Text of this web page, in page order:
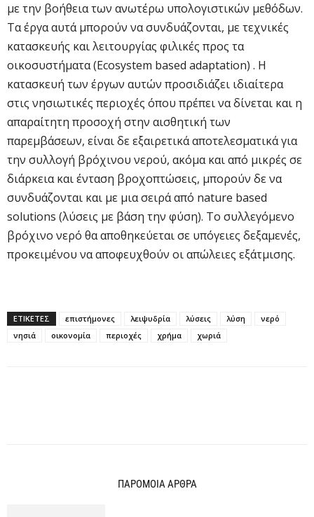
με την βοήθεια των ανωτέρω υπολογιστικών μεθόδων.
Τα έργα αυτά μπορούν να συνδυάζονται, με τεχνικές
κατασκευής και λειτουργίας φιλικές προς τα
οικοσυστήματα (Ecosystem based adaptation) . Η
κατασκευή των έργων αυτών προσιδιάζει ιδιαίτερα
στις νησιωτικές περιοχές όπου πρέπει να δίνεται και η
απαραίτητη προσοχή στην αισθητική των
παρεμβάσεων, είναι δε εξαιρετικά αποτελεσματικά για
την συλλογή βρόχινου νερού, ακόμα και από μικρές σε
διάρκεια και ένταση βροχοπτώσεις, μπορούν δε να
συνδυάζονται και με μια σειρά από nature based
solutions (λύσεις με βάση την φύση). Το συλλεγόμενο
βρόχινο νερό θα αποθηκεύεται σε υπόγειες δεξαμενές,
προκειμένου να αποφευχθούν οι απώλειες εξάτμισης.
ΕΤΙΚΕΤΕΣ επιστήμονες λειψυδρία λύσεις λύση
νερό
νησιά
οικονομία περιοχές χρήμα χωριά
ΠΑΡΟΜΟΙΑ ΑΡΘΡΑ